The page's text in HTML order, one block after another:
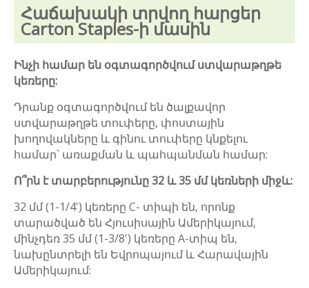
Հաճախակի տրվող հարցեր
Carton Staples-ի մասին
Ինչի համար են օգտագործվում ստվարաթղթե
կեռերը:
Դրանք օգտագործվում են ծալքավոր
ստվարաթղթե տուփերը, փոստային
խողովակները և գինու տուփերը կնքելու
համար՝ առաքման և պահպանման համար:
Ո՞րն է տարբերությունը 32 և 35 մմ կեռների միջև:
32 մմ (1-1/4') կեռերը C- տիպի են, որոնք
տարածված են Հյուսիսային Ամերիկայում,
մինչդեռ 35 մմ (1-3/8') կեռերը A-տիպ են,
նախընտրելի են Եվրոպայում և Հարավային
Ամերիկայում: